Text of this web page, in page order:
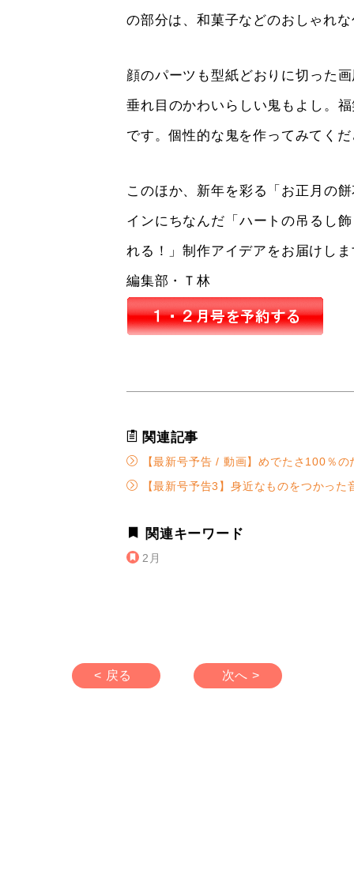
の部分は、和菓子などのおしゃれ
顔のパーツも型紙どおりに切った
垂れ目のかわいらしい鬼もよし。
です。個性的な鬼を作ってみてく
このほか、新年を彩る「お正月の
インにちなんだ「ハートの吊るし
れる！」制作アイデアをお届けし
編集部・Ｔ林
関連記事
【最新号予告 / 動画】めでたさ100％
【最新号予告3】身近なものをつかっ
関連キーワード
2月
< 戻る 次へ >